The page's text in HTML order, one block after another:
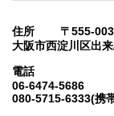
住所 〒555-
大阪市西淀川区出
電話
06-6474-5686
080-5715-6333(携